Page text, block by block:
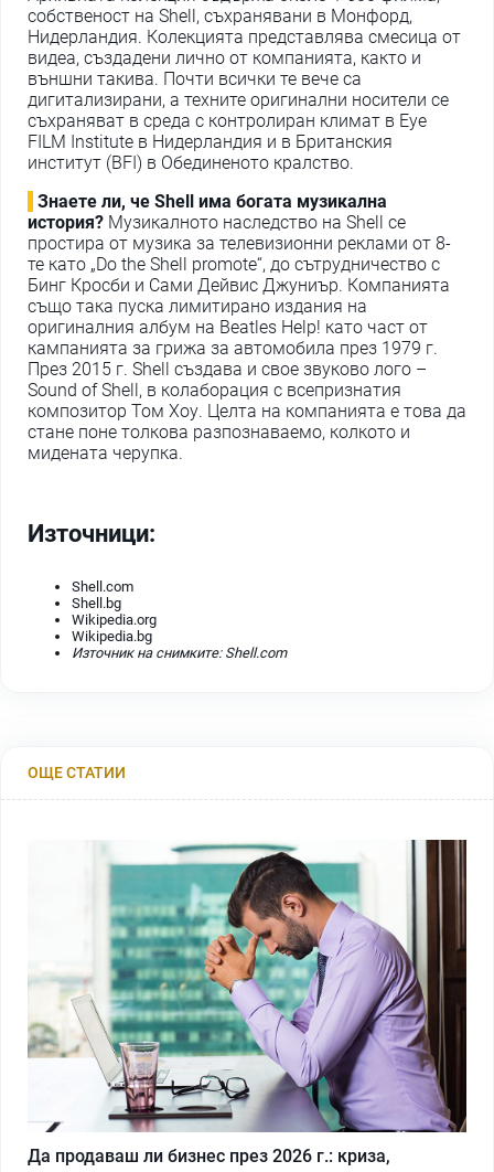
собственост на Shell, съхранявани в Монфорд,
Нидерландия. Колекцията представлява смесица от
видеа, създадени лично от компанията, както и
външни такива. Почти всички те вече са
дигитализирани, а техните оригинални носители се
съхраняват в среда с контролиран климат в Eye
FILM Institute в Нидерландия и в Британския
институт (BFI) в Обединеното кралство.
Знаете ли, че Shell има богата музикална
история? Музикалното наследство на Shell се
простира от музика за телевизионни реклами от 8-
те като „Do the Shell promote“, до сътрудничество с
Бинг Кросби и Сами Дейвис Джуниър. Компанията
също така пуска лимитирано издания на
оригиналния албум на Beatles Help! като част от
кампанията за грижа за автомобила през 1979 г.
През 2015 г. Shell създава и свое звуково лого –
Sound of Shell, в колаборация с всепризнатия
композитор Том Хоу. Целта на компанията е това да
стане поне толкова разпознаваемо, колкото и
мидената черупка.
Източници:
Shell.com
Shell.bg
Wikipedia.org
Wikipedia.bg
Източник на снимките: Shell.com
ОЩЕ СТАТИИ
Да продаваш ли бизнес през 2026 г.: криза,